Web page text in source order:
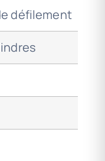
défilement